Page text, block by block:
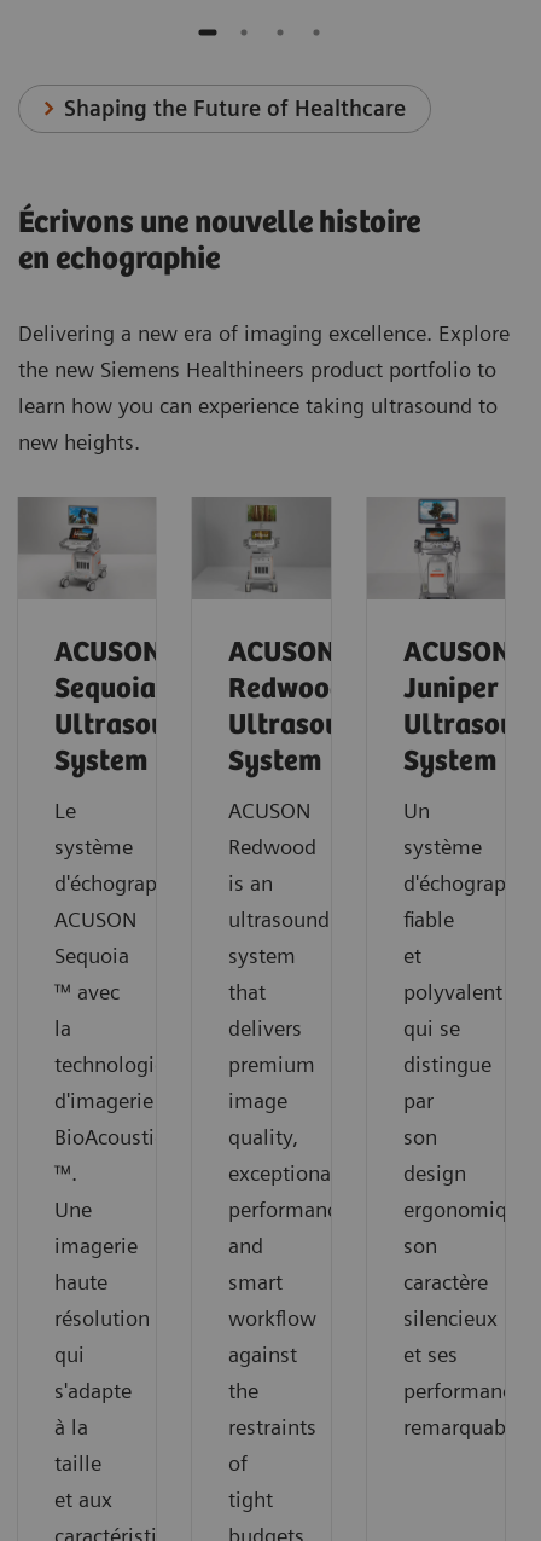
Shaping the Future of Healthcare
Écrivons une nouvelle histoire
en echographie
Delivering a new era of imaging excellence. Explore
the new Siemens Healthineers product portfolio to
learn how you can experience taking ultrasound to
new heights.
ACUSON
Sequoia™
Ultrasound
System
Le
système
d'échographie
ACUSON
Sequoia
™ avec
la
technologie
d'imagerie
BioAcoustic
™.
Une
imagerie
haute
résolution
qui
s'adapte
à la
taille
et aux
ACUSON
Redwood
Ultrasound
System
ACUSON
Redwood
is an
ultrasound
system
that
delivers
premium
image
quality,
exceptional
performance
and
smart
workflow
against
the
restraints
of
tight
ACUSON
Juniper
System
Un
système
d'échographe
fiable
et
polyvalent
qui se
distingue
par
son
design
ergonomique,
son
caractère
silencieux
et ses
performances
remarquables.